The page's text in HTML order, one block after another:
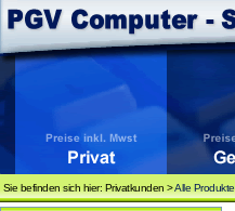
Sie befinden sich hier: Privatkunden >Alle Produkte